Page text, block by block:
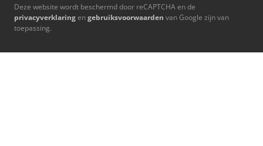
Deze website wordt beschermd door reCAPTCHA en de
privacyverklaringengebruiksvoorwaarden van Google zijn van
toepassing.